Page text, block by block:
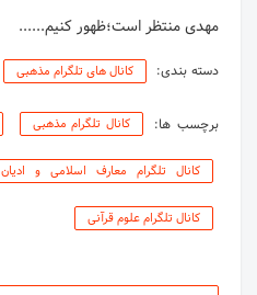
مهدی منتظر است؛ظهور کنیم......
دسته بندی: کانال های تلگرام مذهبی
برچسب ها: کانال تلگرام مذهبی
کانال تلگرام معارف اسلامی و ادیان
کانال تلگرام علوم قرآنی